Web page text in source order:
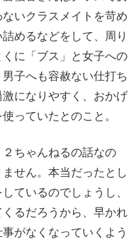
いクラスメイトを苛め
めるなどをして、周り
に「ブス」と女子への
子へも容赦ない仕打ち
になりやすく、おかげ
っていたとのこと。
ちゃんねるの話なの
せん。本当だったとし
ているのでしょうし、
るだろうから、早かれ
がなくなっていくよう